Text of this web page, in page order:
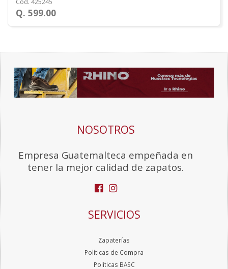
Q. 599.00
NOSOTROS
Empresa Guatemalteca empeñada en
tener la mejor calidad de zapatos.
SERVICIOS
Zapaterías
Políticas de Compra
Políticas BASC